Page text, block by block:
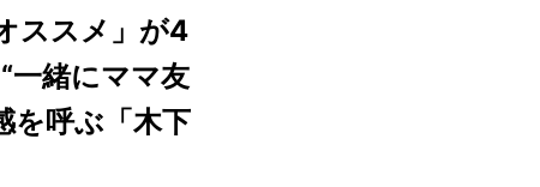
ススメ」が4
一緒にママ友
を呼ぶ「木下